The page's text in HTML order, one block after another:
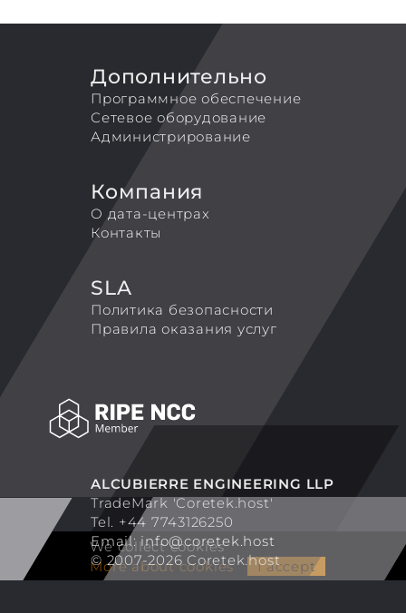
ALCUBIERRE ENGINEERING LLP
TradeMark 'Coretek.host'
Tel. +44 7743126250
Email:info@coretek.host
© 2007-2026 Coretek.host
Дополнительно
Программное обеспечение
Сетевое оборудование
Администрирование
Компания
О дата-центрах
Контакты
SLA
Политика безопасности
Правила оказания услуг
We collect cookies
More about cookies
I accept